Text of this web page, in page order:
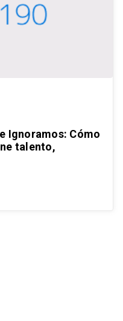
Ignoramos: Cómo
talento,